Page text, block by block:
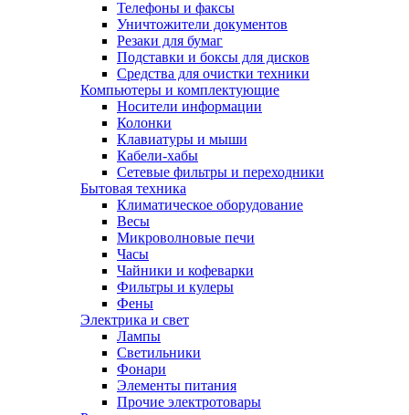
Телефоны и факсы
Уничтожители документов
Резаки для бумаг
Подставки и боксы для дисков
Средства для очистки техники
Компьютеры и комплектующие
Носители информации
Колонки
Клавиатуры и мыши
Кабели-хабы
Сетевые фильтры и переходники
Бытовая техника
Климатическое оборудование
Весы
Микроволновые печи
Часы
Чайники и кофеварки
Фильтры и кулеры
Фены
Электрика и свет
Лампы
Светильники
Фонари
Элементы питания
Прочие электротовары